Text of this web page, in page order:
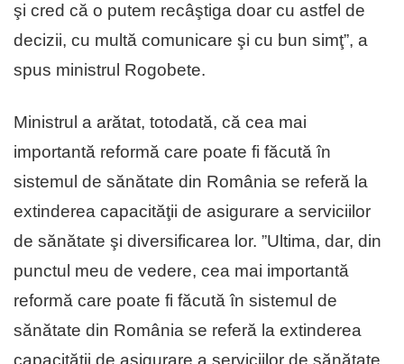
şi cred că o putem recâştiga doar cu astfel de
decizii, cu multă comunicare şi cu bun simţ”, a
spus ministrul Rogobete.
Ministrul a arătat, totodată, că cea mai
importantă reformă care poate fi făcută în
sistemul de sănătate din România se referă la
extinderea capacităţii de asigurare a serviciilor
de sănătate şi diversificarea lor. ”Ultima, dar, din
punctul meu de vedere, cea mai importantă
reformă care poate fi făcută în sistemul de
sănătate din România se referă la extinderea